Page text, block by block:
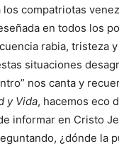
los compatriotas
en todos los
rabia, tristeza
situaciones
nos canta y
y Vida, hacemos eco
informar en Cristo
¿dónde la